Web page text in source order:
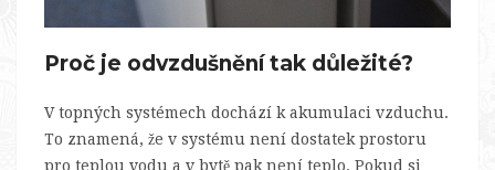
Proč je odvzdušnění tak důležité?
V topných systémech dochází k akumulaci vzduchu.
To znamená, že v systému není dostatek prostoru
pro teplou vodu a v bytě pak není teplo. Pokud si